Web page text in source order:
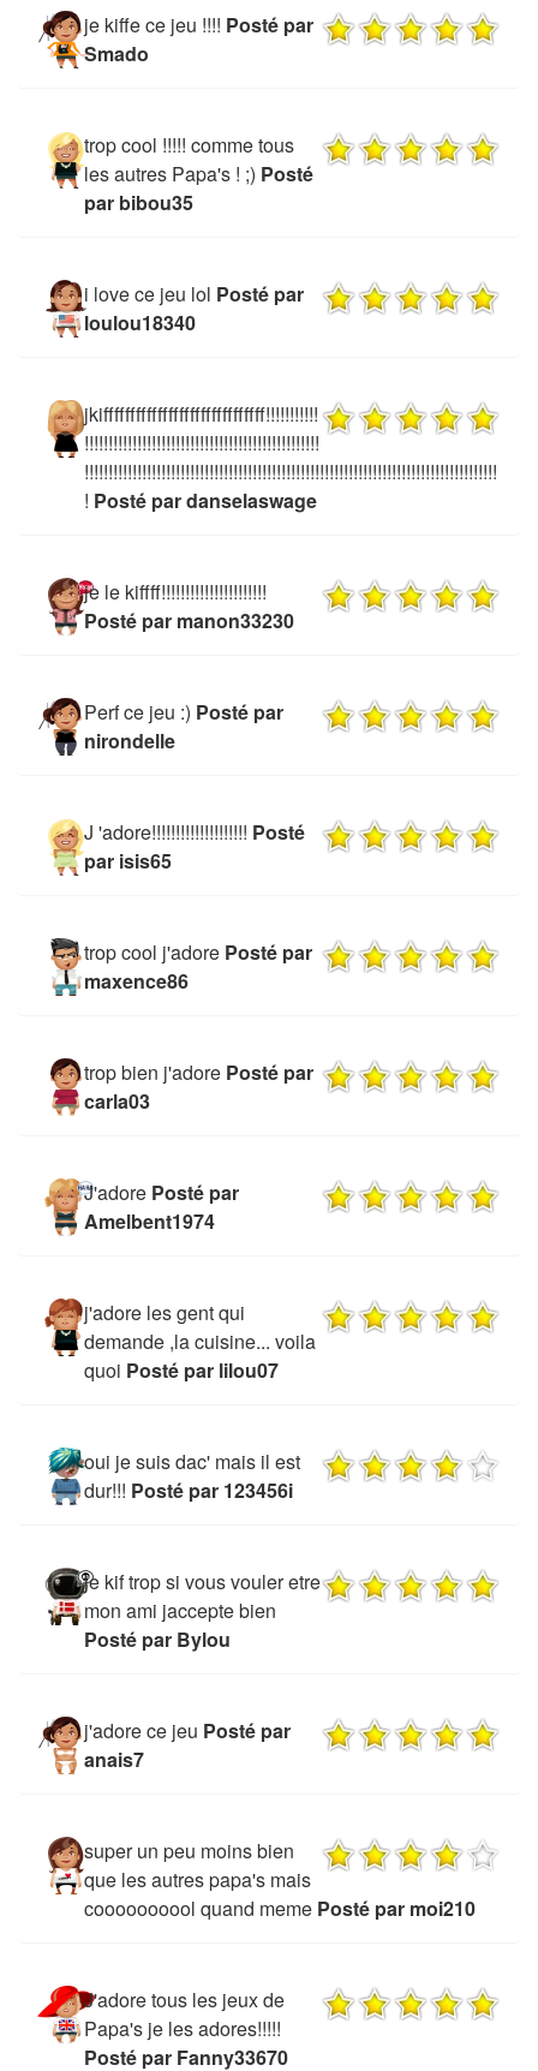
je kiffe ce jeu !!!! Posté par
Smado
trop cool !!!!! comme tous
les autres Papa's ! ;) Posté
par bibou35
i love ce jeu lol Posté par
loulou18340
jkiffffffffffffffffffffffffffffff!!!!!!!!!!!
!!!!!!!!!!!!!!!!!!!!!!!!!!!!!!!!!!!!!!!!!!!!!!!!!
!!!!!!!!!!!!!!!!!!!!!!!!!!!!!!!!!!!!!!!!!!!!!!!!!!!!!!!!!!!!!!!!!!!!!!!!!!!!!!!!!!!!!!
! Posté par danselaswage
je le kiffff!!!!!!!!!!!!!!!!!!!!!!
Posté par manon33230
Perf ce jeu :) Posté par
nirondelle
J 'adore!!!!!!!!!!!!!!!!!!!! Posté
par isis65
trop cool j'adore Posté par
maxence86
trop bien j'adore Posté par
carla03
J'adore Posté par
Amelbent1974
j'adore les gent qui
demande ,la cuisine... voila
quoi Posté par lilou07
oui je suis dac' mais il est
dur!!! Posté par 123456i
je kif trop si vous vouler etre
mon ami jaccepte bien
Posté par Bylou
j'adore ce jeu Posté par
anais7
super un peu moins bien
que les autres papa's mais
coooooooool quand meme Posté par moi210
J'adore tous les jeux de
Papa's je les adores!!!!!
Posté par Fanny33670